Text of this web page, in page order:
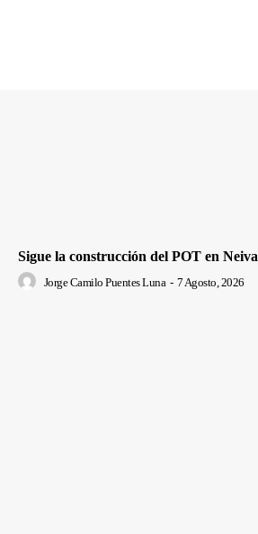
Sigue la construcción del POT en Neiva
Jorge Camilo Puentes Luna - 7 Agosto, 2026